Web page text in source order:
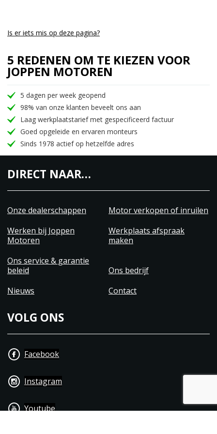
Is er iets mis op deze pagina?
5 REDENEN OM TE KIEZEN VOOR
JOPPEN MOTOREN
5 dagen per week geopend
98% van onze klanten beveelt ons aan
Laag werkplaatstarief met gespecificeerd factuur
Goed opgeleide en ervaren monteurs
Sinds 1978 actief op hetzelfde adres
DIRECT NAAR…
Onze dealerschappen
Motor verkopen of inruilen
Werken bij Joppen
Motoren
Werkplaats afspraak
maken
Ons service & garantie
beleid
Ons bedrijf
Nieuws
Contact
VOLG ONS
Facebook
Instagram
Youtube